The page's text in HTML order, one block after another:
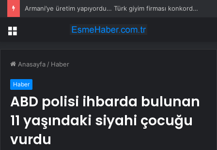
Armani’ye üretim yapıyordu… Türk giyim firması konkordato ilan etti
Menü
Anasayfa / Haber
Haber
ABD polisi ihbarda bulunan
11 yaşındaki siyahi çocuğu
vurdu